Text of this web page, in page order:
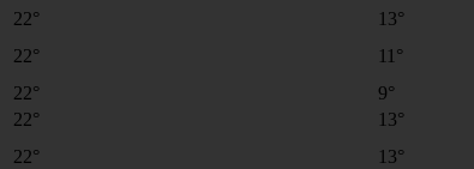
22°
13°
22°
11°
22°
9°
22°
13°
22°
13°